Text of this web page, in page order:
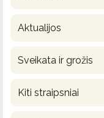
Aktualijos
Sveikata ir grožis
Kiti straipsniai